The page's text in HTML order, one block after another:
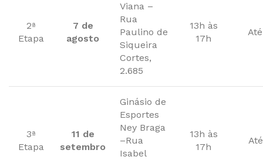
2ª
Etapa
7 de
agosto
Viana –
Rua
Paulino de
Siqueira
Cortes,
2.685
13h às
17h
3ª
Etapa
11 de
setembro
Ginásio de
Esportes
Ney Braga
–Rua
Isabel
13h às
17h